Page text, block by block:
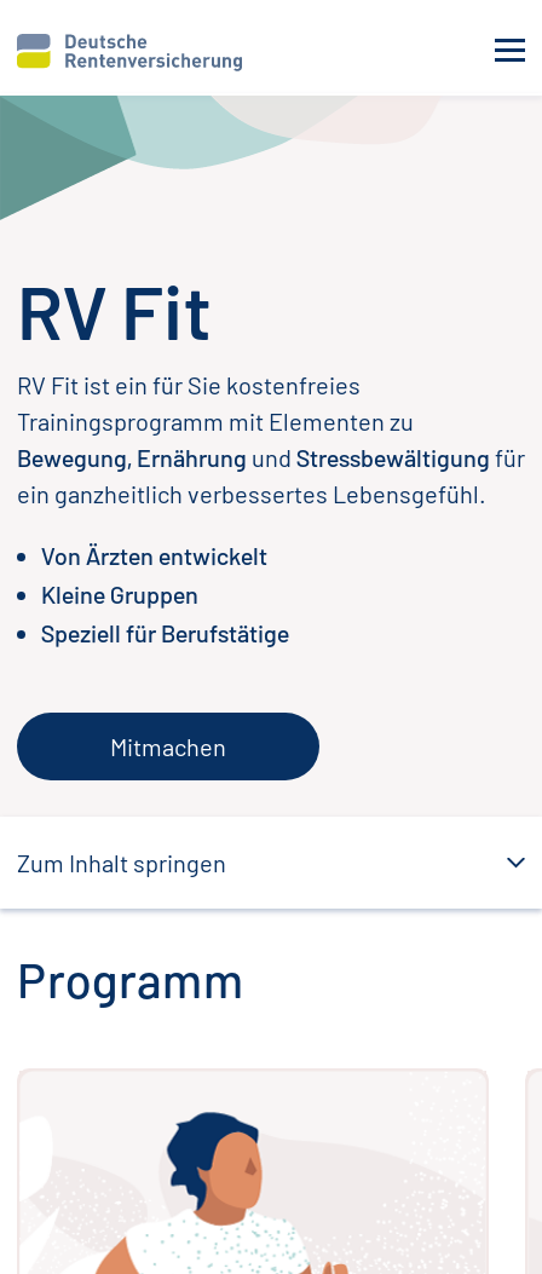
RV Fit
RV Fit ist ein für Sie kostenfreies
Trainingsprogramm mit Elementen zu
Bewegung, Ernährung und Stressbewältigung für
ein ganzheitlich verbessertes Lebensgefühl.
Von Ärzten entwickelt
Kleine Gruppen
Speziell für Berufstätige
Mitmachen
Zum Inhalt springen
Programm